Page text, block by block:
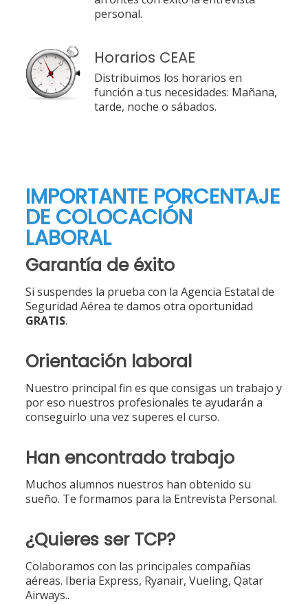
personal.
Horarios CEAE
Distribuimos los horarios en
función a tus necesidades: Mañana,
tarde, noche o sábados.
IMPORTANTE PORCENTAJE
DE COLOCACIÓN
LABORAL
Garantía de éxito
Si suspendes la prueba con la Agencia Estatal de
Seguridad Aérea te damos otra oportunidad
GRATIS.
Orientación laboral
Nuestro principal fin es que consigas un trabajo y
por eso nuestros profesionales te ayudarán a
conseguirlo una vez superes el curso.
Han encontrado trabajo
Muchos alumnos nuestros han obtenido su
sueño. Te formamos para la Entrevista Personal.
¿Quieres ser TCP?
Colaboramos con las principales compañías
aéreas. Iberia Express, Ryanair, Vueling, Qatar
Airways..